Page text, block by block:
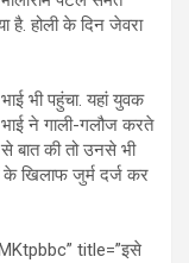
है. होली के दिन जेवरा
भी पहुंचा. यहां युवक
ने गाली-गलौज करते
बात की तो उनसे भी
के खिलाफ जुर्म दर्ज कर
title=”इसे